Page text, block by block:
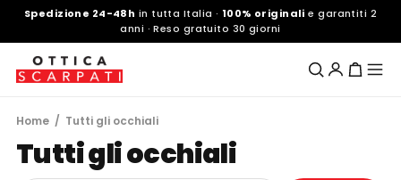
Spedizione 24-48h in tutta Italia · 100% originali e garantiti 2
anni · Reso gratuito 30 giorni
Home / Tutti gli occhiali
Tutti gli occhiali